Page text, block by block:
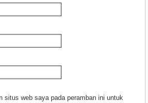
situs web saya pada peramban ini untuk